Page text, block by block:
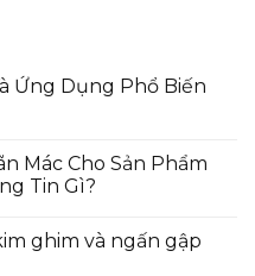
Ứng Dụng Phổ Biến
Mác Cho Sản Phẩm
Tin Gì?
ghim và ngấn gập